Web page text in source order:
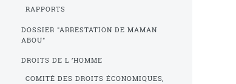
RAPPORTS
DOSSIER "ARRESTATION DE MAMAN
ABOU"
DROITS DE L ’HOMME
COMITÉ DES DROITS ÉCONOMIQUES,